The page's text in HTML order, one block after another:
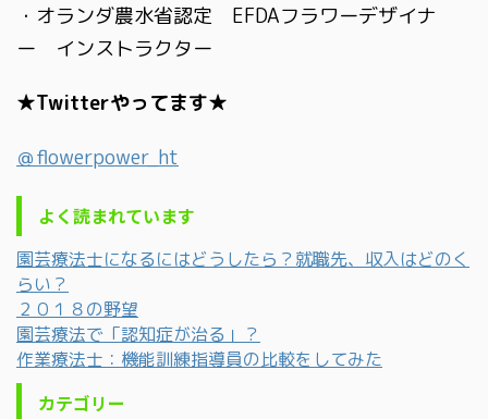
・オランダ農水省認定 EFDAフラワーデザイナ
ー インストラクター
★Twitterやってます★
＠flowerpower_ht
よく読まれています
園芸療法士になるにはどうしたら？就職先、収入はどのく
らい？
２０１８の野望
園芸療法で「認知症が治る」？
作業療法士：機能訓練指導員の比較をしてみた
カテゴリー